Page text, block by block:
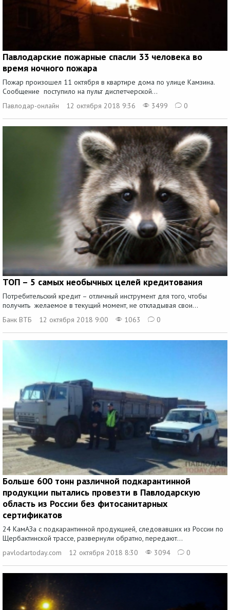
Павлодарские пожарные спасли 33 человека во
время ночного пожара
Пожар произошел 11 октября в квартире дома по улице Камзина.
Сообщение поступило на пульт диспетчерской...
Павлодар-онлайн
12 октября 2018 9:36 3499 0
ТОП – 5 самых необычных целей кредитования
Потребительский кредит – отличный инструмент для того, чтобы
получить желаемое в текущий момент, не откладывая свои...
Банк ВТБ
12 октября 2018 9:00 1063 0
Больше 600 тонн различной подкарантинной
продукции пытались провезти в Павлодарскую
область из России без фитосанитарных
сертификатов
24 КамАЗа с подкарантинной продукцией, следовавших из России по
Щербактинской трассе, развернули обратно, передают...
рavlodartoday.com
12 октября 2018 8:30 3094 0